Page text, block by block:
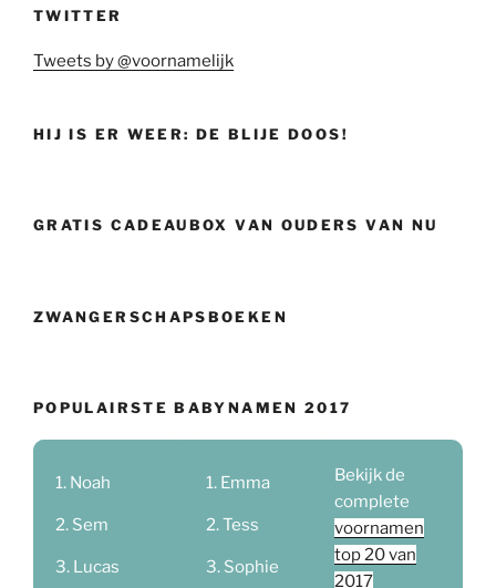
TWITTER
Tweets by @voornamelijk
HIJ IS ER WEER: DE BLIJE DOOS!
GRATIS CADEAUBOX VAN OUDERS VAN NU
ZWANGERSCHAPSBOEKEN
POPULAIRSTE BABYNAMEN 2017
Noah
Sem
Lucas
Emma
Tess
Sophie
Bekijk de
complete
voornamen
top 20 van
2017